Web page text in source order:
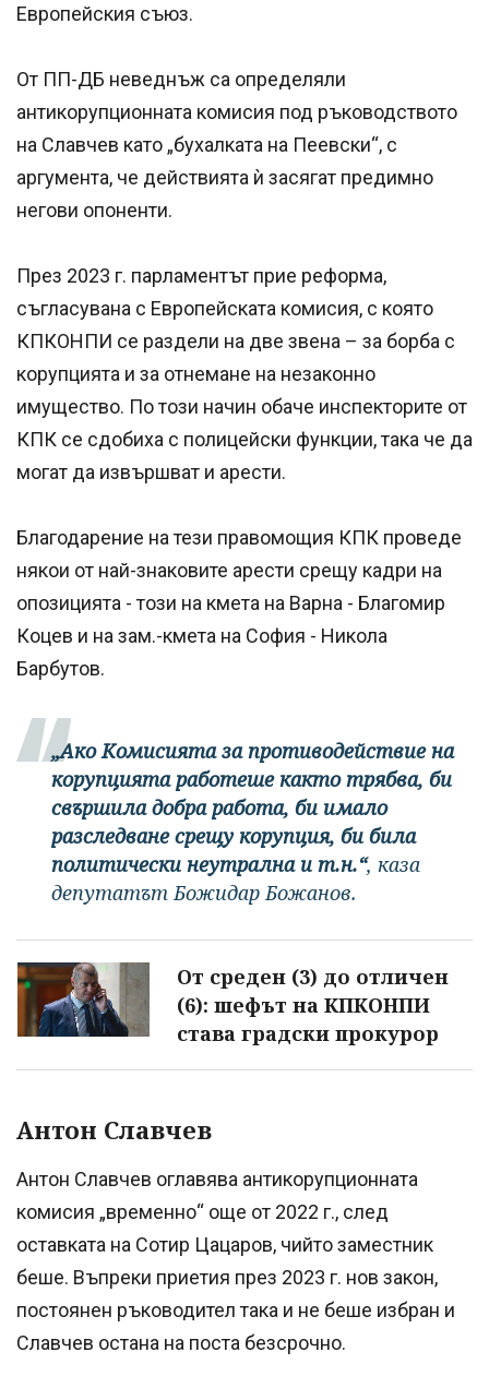
Европейския съюз.
От ПП-ДБ неведнъж са определяли
антикорупционната комисия под ръководството
на Славчев като „бухалката на Пеевски“, с
аргумента, че действията ѝ засягат предимно
негови опоненти.
През 2023 г. парламентът прие реформа,
съгласувана с Европейската комисия, с която
КПКОНПИ се раздели на две звена – за борба с
корупцията и за отнемане на незаконно
имущество. По този начин обаче инспекторите от
КПК се сдобиха с полицейски функции, така че да
могат да извършват и арести.
Благодарение на тези правомощия КПК проведе
някои от най-знаковите арести срещу кадри на
опозицията - този на кмета на Варна - Благомир
Коцев и на зам.-кмета на София - Никола
Барбутов.
„Ако Комисията за противодействие на
корупцията работеше както трябва, би
свършила добра работа, би имало
разследване срещу корупция, би била
политически неутрална и т.н.“, каза
депутатът Божидар Божанов.
От среден (3) до отличен
(6): шефът на КПКОНПИ
става градски прокурор
Антон Славчев
Антон Славчев оглавява антикорупционната
комисия „временно“ още от 2022 г., след
оставката на Сотир Цацаров, чийто заместник
беше. Въпреки приетия през 2023 г. нов закон,
постоянен ръководител така и не беше избран и
Славчев остана на поста безсрочно.